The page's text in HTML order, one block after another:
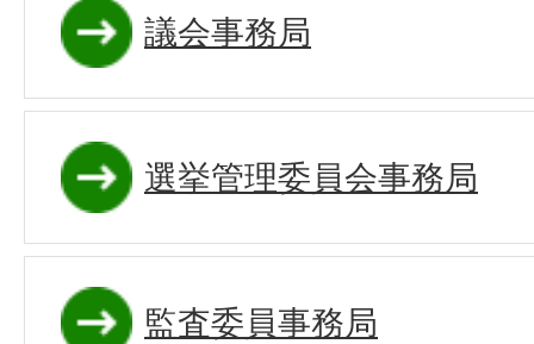
議会事務局
選挙管理委員会事務局
監査委員事務局